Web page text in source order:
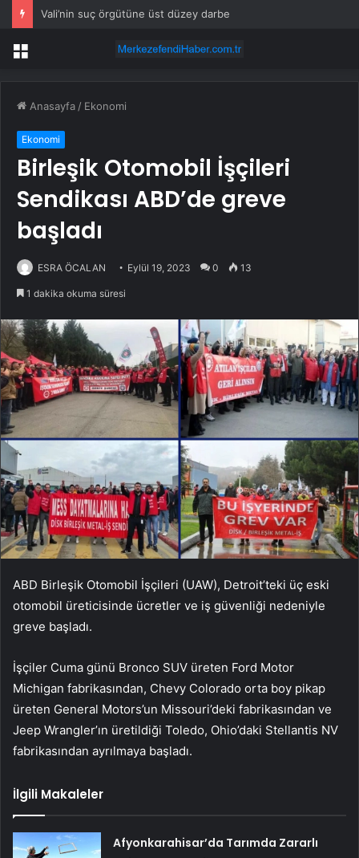
Vali’nin suç örgütüne üst düzey darbe
Menü
Anasayfa / Ekonomi
Ekonomi
Birleşik Otomobil İşçileri
Sendikası ABD’de greve
başladı
ESRA ÖCALAN Eylül 19, 2023 0 13
1 dakika okuma süresi
ABD Birleşik Otomobil İşçileri (UAW), Detroit’teki üç eski
otomobil üreticisinde ücretler ve iş güvenliği nedeniyle
greve başladı.
İşçiler Cuma günü Bronco SUV üreten Ford Motor
Michigan fabrikasından, Chevy Colorado orta boy pikap
üreten General Motors’un Missouri’deki fabrikasından ve
Jeep Wrangler’ın üretildiği Toledo, Ohio’daki Stellantis NV
fabrikasından ayrılmaya başladı.
İlgili Makaleler
Afyonkarahisar’da Tarımda Zararlı